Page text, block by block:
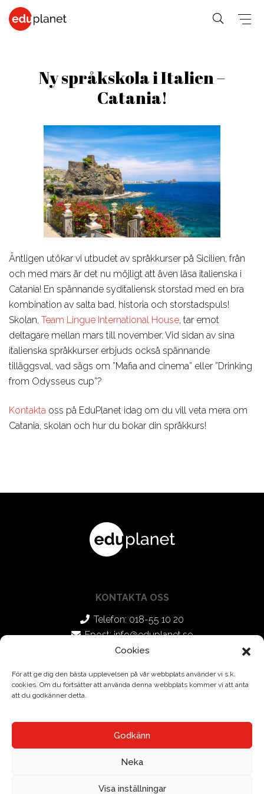
Cookies
För att ge dig den bästa upplevelsen på vår webbplats använder vi s.k.
cookies. Om du fortsätter att använda denna webbplats kommer vi att anta
att du godkänner detta.
Godkänn
Neka
Visa inställningar
Business,
Resources
Fashion,
Design, Art,
Architecture
Design, Web,
Game
Film, Photo,
Drama,
Dance
Music,
Music
Environment,
Medicin,
Veterinär,
PreMed
Psychology,
Sociology
Social
Science,
Education,
Law
Media,
Communication
Sport,
Wellness,
Fitness
Tourism,
Restaurant
SPRÅKRESOR
Allmänna &
Student
Språkresor
för 30+
Språkresor
för 50+
Språkkurser
för arbetet
Språkkurser
för lärare
Språkresor
för ungdomar
Online
På vår
världsledande
PreMed-kurs
sitter du
uppkopplad
via datorn
med din
lärare och
Vår PreMed
studievägledare om du
Ny språkskola i Italien –
Catania!
Äntligen utökar vi utbudet av språkkurser på Sicilien, från
och med mars är det nu möjligt att även läsa italienska i
Catania! En spännande syditaliensk storstad med en bra
kombination av salta bad, historia och storstadspuls!
Skolan, Team Lingue International House, tar emot
deltagare mellan mars till november. Vid sidan av sina
italienska språkkurser erbjuds också spännande
tilläggsval, vad sägs om ”Mafia and cinema” eller ”Drinking
from Odysseus cup”?
Kontakta oss på EduPlanet idag om du vill veta mera om
Catania, skolan och hur du bokar din språkkurs!
KONTAKTA OSS
Telefon: 018-55 10 20
Epost:info@eduplanet.se
Facebook